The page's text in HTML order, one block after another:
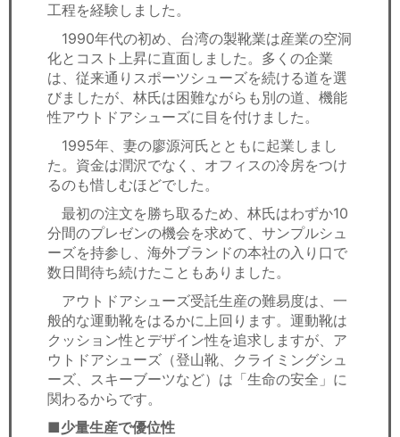
工程を経験しました。
1990年代の初め、台湾の製靴業は産業の空洞
化とコスト上昇に直面しました。多くの企業
は、従来通りスポーツシューズを続ける道を選
びましたが、林氏は困難ながらも別の道、機能
性アウトドアシューズに目を付けました。
1995年、妻の廖源河氏とともに起業しまし
た。資金は潤沢でなく、オフィスの冷房をつけ
るのも惜しむほどでした。
最初の注文を勝ち取るため、林氏はわずか10
分間のプレゼンの機会を求めて、サンプルシュ
ーズを持参し、海外ブランドの本社の入り口で
数日間待ち続けたこともありました。
アウトドアシューズ受託生産の難易度は、一
般的な運動靴をはるかに上回ります。運動靴は
クッション性とデザイン性を追求しますが、ア
ウトドアシューズ（登山靴、クライミングシュ
ーズ、スキーブーツなど）は「生命の安全」に
関わるからです。
■少量生産で優位性